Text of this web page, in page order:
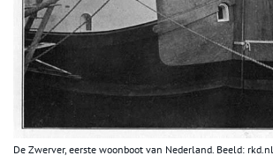
De Zwerver, eerste woonboot van Nederland. Beeld: rkd.nl